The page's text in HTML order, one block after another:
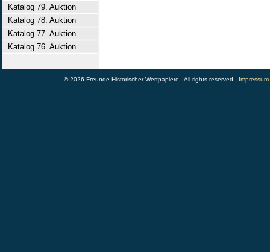
Katalog 79. Auktion
Katalog 78. Auktion
Katalog 77. Auktion
Katalog 76. Auktion
© 2026 Freunde Historischer Wertpapiere - All rights reserved - Impressum